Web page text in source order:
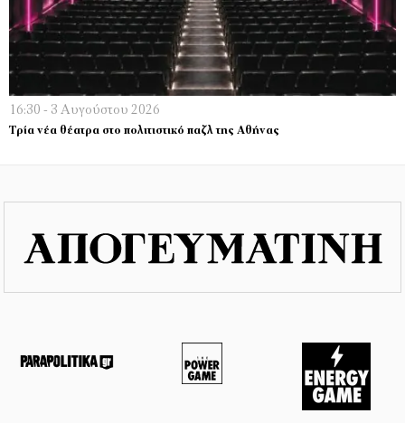
16:30 - 3 Αυγούστου 2026
Τρία νέα θέατρα στο πολιτιστικό παζλ της Αθήνας